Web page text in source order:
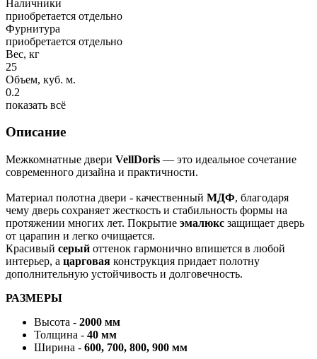
Наличники
приобретается отдельно
Фурнитура
приобретается отдельно
Вес, кг
25
Объем, куб. м.
0.2
показать всё
Описание
Межкомнатные двери VellDoris — это идеальное сочетание
современного дизайна и практичности.
Материал полотна двери - качественный МДФ, благодаря
чему дверь сохраняет жесткость и стабильность формы на
протяжении многих лет. Покрытие эмалюкс защищает дверь
от царапин и легко очищается.
Красивый серый оттенок гармонично впишется в любой
интерьер, а царговая конструкция придает полотну
дополнительную устойчивость и долговечность.
РАЗМЕРЫ
Высота - 2000 мм
Толщина - 40 мм
Ширина - 600, 700, 800, 900 мм